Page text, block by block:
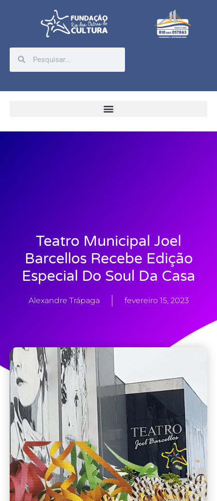
Teatro Municipal Joel
Barcellos Recebe Edição
Especial Do Soul Da Casa
Alexandre Trápaga fevereiro 15, 2023